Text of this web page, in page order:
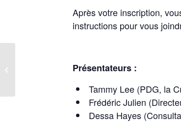
Après votre inscription,
instructions pour vous
Présentateurs :
Tammy Lee (PDG, la
Frédéric Julien
Dessa Hayes
Program Information